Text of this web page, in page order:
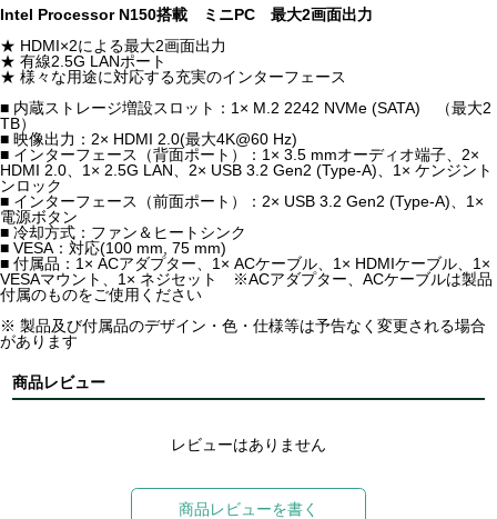
Intel Processor N150搭載 ミニPC 最大2画面出力
★ HDMI×2による最大2画面出力
★ 有線2.5G LANポート
★ 様々な用途に対応する充実のインターフェース
■ 内蔵ストレージ増設スロット：1× M.2 2242 NVMe (SATA) （最大2
TB）
■ 映像出力：2× HDMI 2.0(最大4K@60 Hz)
■ インターフェース（背面ポート）：1× 3.5 mmオーディオ端子、2×
HDMI 2.0、1× 2.5G LAN、2× USB 3.2 Gen2 (Type-A)、1× ケンジント
ンロック
■ インターフェース（前面ポート）：2× USB 3.2 Gen2 (Type-A)、1×
電源ボタン
■ 冷却方式：ファン＆ヒートシンク
■ VESA：対応(100 mm, 75 mm)
■ 付属品：1× ACアダプター、1× ACケーブル、1× HDMIケーブル、1×
VESAマウント、1× ネジセット ※ACアダプター、ACケーブルは製品
付属のものをご使用ください
※ 製品及び付属品のデザイン・色・仕様等は予告なく変更される場合
があります
商品レビュー
レビューはありません
商品レビューを書く